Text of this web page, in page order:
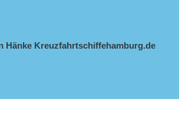
Hänke Kreuzfahrtschiffehamburg.de